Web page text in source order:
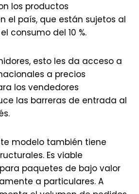
los productos
el país, que están sujetos al
consumo del 10 %.
esto les da acceso a
a precios
los vendedores
las barreras de entrada al
modelo también tiene
Es viable
paquetes de bajo valor
a particulares. A